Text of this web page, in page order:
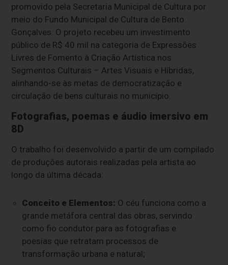
promovido pela Secretaria Municipal de Cultura por
meio do Fundo Municipal de Cultura de Bento
Gonçalves. O projeto recebeu um investimento
público de R$ 40 mil na categoria de Expressões
Livres de Fomento à Criação Artística nos
Segmentos Culturais – Artes Visuais e Híbridas,
alinhando-se às metas de democratização e
circulação de bens culturais no município.
Fotografias, poemas e áudio imersivo em
8D
O trabalho foi desenvolvido a partir de um compilado
de produções autorais realizadas pela artista ao
longo da última década:
Conceito e Elementos: O céu funciona como a
grande metáfora central das obras, servindo
como fio condutor para as fotografias e
poesias que retratam processos de
transformação urbana e natural;